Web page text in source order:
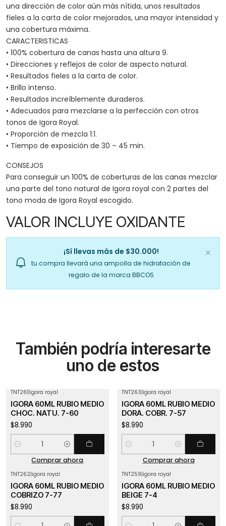
una dirección de color aún más nítida, unos resultados
fieles a la carta de color mejorados, una mayor intensidad y
una cobertura máxima.
CARACTERISTICAS
• 100% cobertura de canas hasta una altura 9.
• Direcciones y reflejos de color de aspecto natural.
• Resultados fieles a la carta de color.
• Brillo intenso.
• Resultados increíblemente duraderos.
• Adecuados para mezclarse a la perfección con otros
tonos de Igora Royal.
• Proporción de mezcla 1:1.
• Tiempo de exposición de 30 – 45 min.
CONSEJOS
Para conseguir un 100% de coberturas de las canas mezclar
una parte del tono natural de Igora royal con 2 partes del
tono moda de Igora Royal escogido.
VALOR INCLUYE OXIDANTE
¡Sí llevas más de $30.000!
tu compra llevará una ampolla de hidratación de
regalo de la marca BBCOS
También podría interesarte
uno de estos
TNT261|igora royal
IGORA 60ML RUBIO MEDIO
CHOC. NATU. 7-60
$8.990
Cantidad
Comprar ahora
TNT263|igora royal
IGORA 60ML RUBIO MEDIO
DORA. COBR. 7-57
$8.990
Cantidad
Comprar ahora
TNT262|igora royal
IGORA 60ML RUBIO MEDIO
COBRIZO 7-77
$8.990
TNT259|igora royal
IGORA 60ML RUBIO MEDIO
BEIGE 7-4
$8.990